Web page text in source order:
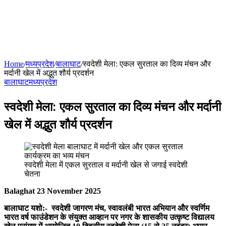
Home/मध्यप्रदेश/बालाघाट/स्वदेशी मेला: एकल सुरताल का दिव्य मंचन और
मर्दानी खेल में अद्भुत शौर्य प्रदर्शन
बालाघाटमध्यप्रदेश
स्वदेशी मेला: एकल सुरताल का दिव्य मंचन और मर्दानी
खेल में अद्भुत शौर्य प्रदर्शन
स्वदेशी मेला में एकल सुरताल व मर्दानी खेल से जगाई स्वदेशी
चेतना
Balaghat 23 November 2025
बालाघाट यशो:- स्वदेशी जागरण मंच, स्वावलंबी भारत अभियान और स्वर्णिम
भारत वर्ष फाउंडेशन के संयुक्त आव्हान पर नगर के शासकीय उत्कृष्ट विद्यालय